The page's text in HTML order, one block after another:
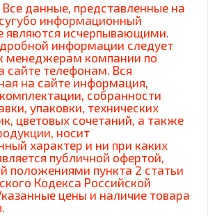
данные, представленные на
информационный
являются исчерпывающими.
информации следует
менеджерам компании по
сайте телефонам. Вся
на сайте информация,
собранности
упаковки, технических
цветовых сочетаний, а также
носит
характер и ни при каких
публичной офертой,
положениями пункта 2 статьи
Кодекса Российской
цены и наличие товара